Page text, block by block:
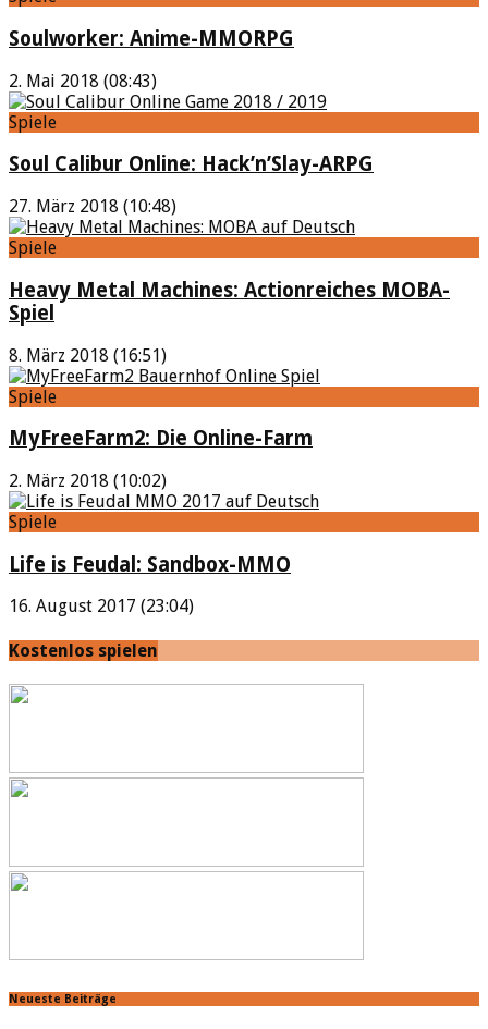
Soulworker: Anime-MMORPG
2. Mai 2018 (08:43)
Spiele
Soul Calibur Online: Hack’n’Slay-ARPG
27. März 2018 (10:48)
Spiele
Heavy Metal Machines: Actionreiches MOBA-
Spiel
8. März 2018 (16:51)
Spiele
MyFreeFarm2: Die Online-Farm
2. März 2018 (10:02)
Spiele
Life is Feudal: Sandbox-MMO
16. August 2017 (23:04)
Kostenlos spielen
Neueste Beiträge